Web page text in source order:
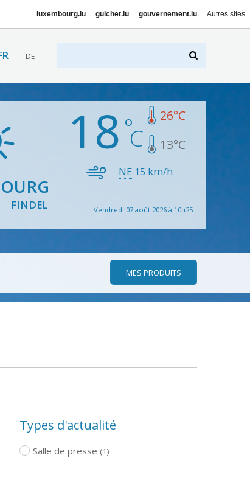
luxembourg.lu guichet.lu gouvernement.lu Autres sites
DE
FINDEL
18 26°C
13°C
NE 15 km/h
Vendredi 07 août 2026 à 10h25
MES PRODUITS
Types d'actualité
Salle de presse (1)